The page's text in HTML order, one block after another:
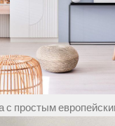
с простым